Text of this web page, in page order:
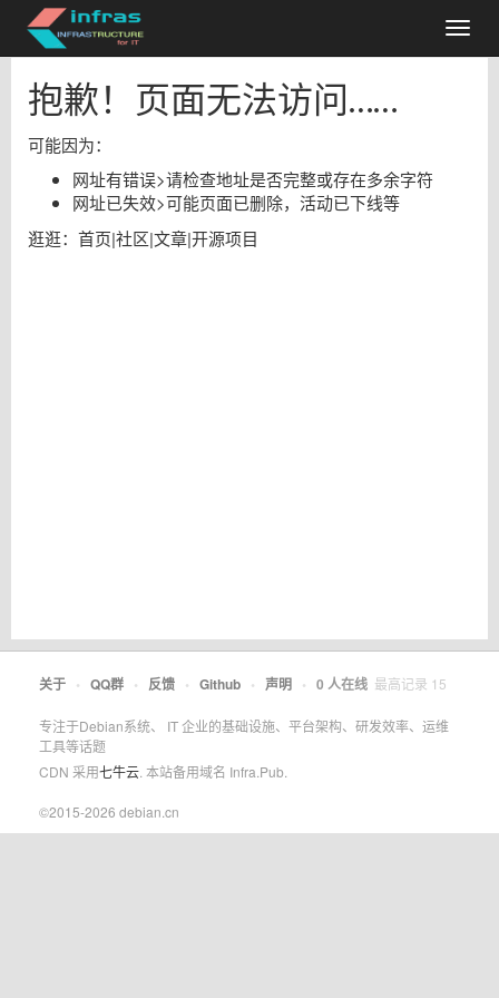
抱歉！页面无法访问……
可能因为：
网址有错误>请检查地址是否完整或存在多余字符
网址已失效>可能页面已删除，活动已下线等
逛逛： 首页|社区|文章|开源项目
关于 • QQ群 • 反馈 • Github • 声明 • 0 人在线 最高记录 15
专注于Debian系统、 IT 企业的基础设施、平台架构、研发效率、运维
工具等话题
CDN 采用七牛云 . 本站备用域名 Infra.Pub.
©2015-2026 debian.cn